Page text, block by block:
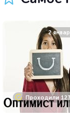
Проходили
2
Проходили